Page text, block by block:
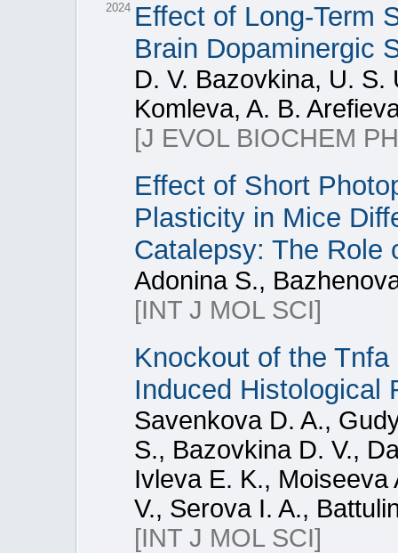
2024 Effect of Long-Term
Brain Dopaminergic
D. V. Bazovkina, U. S.
Komleva, A. B.
[J EVOL BIOCHEM
Effect of Short
Plasticity in Mice
Catalepsy: The Role
Adonina S.,
[INT J MOL SCI]
Knockout of the
Induced Histological
Savenkova D. A.,
S., Bazovkina D. V.,
Ivleva E. K., Moiseeva
V., Serova I. A.,
[INT J MOL SCI]